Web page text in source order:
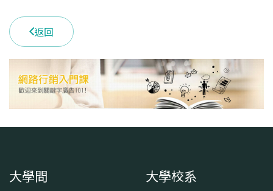
返回
大學問 大學校系